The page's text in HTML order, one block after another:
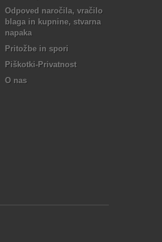
Odpoved naročila, vračilo
blaga in kupnine, stvarna
napaka
Pritožbe in spori
Piškotki-Privatnost
O nas